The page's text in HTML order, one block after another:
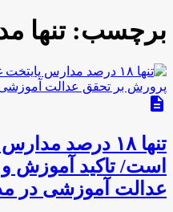
برچسب:تنها
description
تنها ۱۸ درصد
است/ تاکید آموزش
عدالت آموزشی در